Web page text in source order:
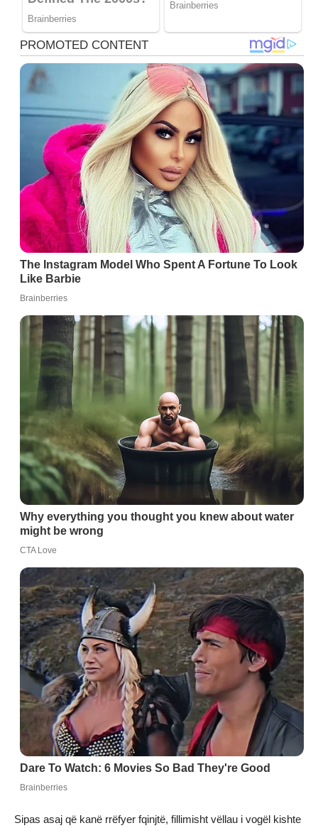
Sipas asaj që kanë rrëfyer fqinjtë, fillimisht vëllau i vogël kishte